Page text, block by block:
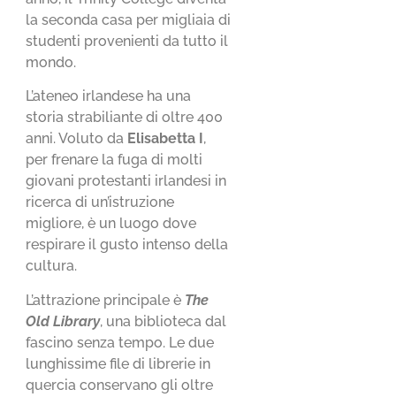
la seconda casa per migliaia di
studenti provenienti da tutto il
mondo.
L’ateneo irlandese ha una
storia strabiliante di oltre 400
anni. Voluto da Elisabetta I ,
per frenare la fuga di molti
giovani protestanti irlandesi in
ricerca di un’istruzione
migliore, è un luogo dove
respirare il gusto intenso della
cultura.
L’attrazione principale è The
Old Library, una biblioteca dal
fascino senza tempo. Le due
lunghissime file di librerie in
quercia conservano gli oltre